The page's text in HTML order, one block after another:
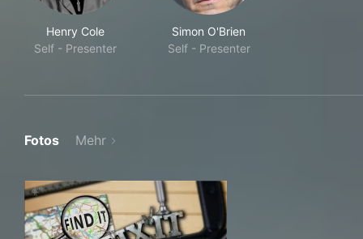
Henry Cole
Self - Presenter
Simon O'Brien
Self - Presenter
Fotos Mehr